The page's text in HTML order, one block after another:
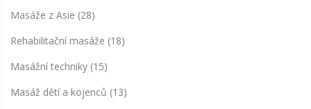
Masáže z Asie (28)
Rehabilitační masáže (18)
Masážní techniky (15)
Masáž dětí a kojenců (13)